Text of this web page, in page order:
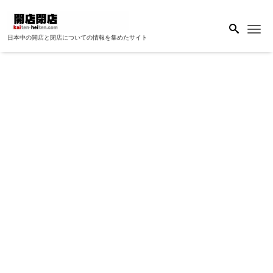
日本中の開店と閉店についての情報を集めたサイト